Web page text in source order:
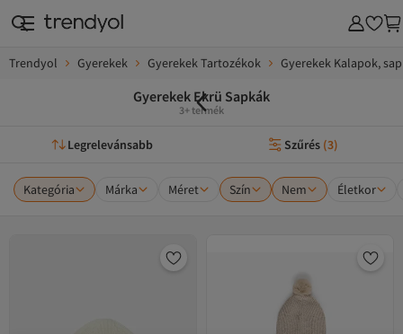
Trendyol Gyerekek Gyerekek Tartozékok Gyerekek Kalapok,
Gyerekek Ekrü Sapkák
3+ termék
Legrelevánsabb Szűrés (3)
Kategória Márka Méret Szín Nem Életkor